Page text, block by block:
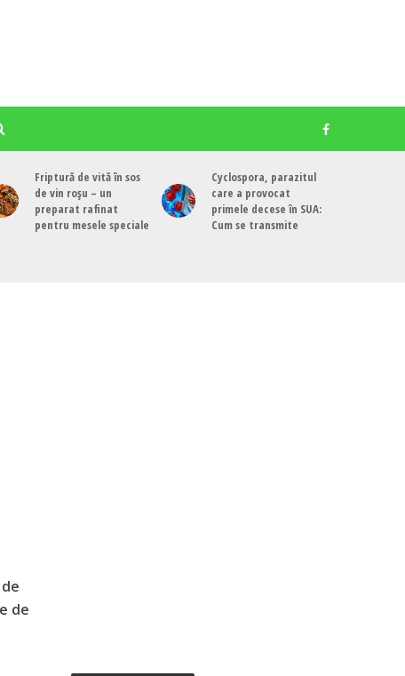
Friptură de vită în sos
de vin roșu – un
preparat rafinat
pentru mesele speciale
Cyclospora, parazitul
care a provocat
primele decese în SUA:
Cum se transmite
de